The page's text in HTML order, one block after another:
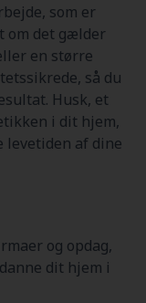
som er
om det gælder
en større
så du
Husk, et
i dit hjem,
levetiden af dine
og opdag,
dit hjem i